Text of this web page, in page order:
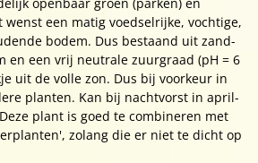
een matig voedselrijke, vochtige,
bodem. Dus bestaand uit zand-
en een vrij neutrale zuurgraad (pH = 6
uit de volle zon. Dus bij voorkeur in
planten. Kan bij nachtvorst in april-
plant is goed te combineren met
zolang die er niet te dicht op